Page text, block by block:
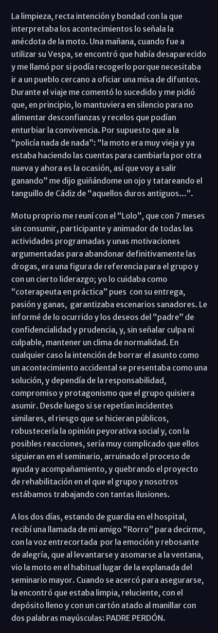
La limpieza, recta intención y bondad con la que
interpretaba los acontecimientos lo señala la
anécdota de la moto. Una mañana, cuando fue a
utilizar su Vespa, se encontró que había desaparecido
y me llamó por si podía recogerlo porque necesitaba
ir a un pueblo cercano a oficiar una misa de difuntos.
Durante el viaje me comentó lo sucedido y me pidió
que, en principio, lo mantuviera en silencio para no
alimentar desconfianzas y recelos que podían
enturbiar la convivencia. Por supuesto que a la
“policía nada de nada”: “la moto era muy vieja y ya
estaba haciendo las cuentas para cambiarla por otra
nueva y ahora es la ocasión, así que voy a salir
ganando” me dijo guiñándome un ojo y tatareando el
tanguillo de Cádiz de “aquellos duros antiguos…”.
Motu proprio me reuní con el “Lolo”, que con 7 meses
sin consumir, participante y animador de todas las
actividades programadas y unas motivaciones
argumentadas para abandonar definitivamente las
drogas, era una figura de referencia para el grupo y
con un cierto liderazgo; yo lo cuidaba como
“coterapeuta en práctica” pues con su entrega,
pasión y ganas, garantizaba escenarios sanadores. Le
informé de lo ocurrido y los deseos del “padre” de
confidencialidad y prudencia, y, sin señalar culpa ni
culpable, mantener un clima de normalidad. En
cualquier caso la intención de borrar el asunto como
un acontecimiento accidental se presentaba como una
solución, y dependía de la responsabilidad,
compromiso y protagonismo que el grupo quisiera
asumir. Desde luego si se repetían incidentes
similares, el riesgo que se hicieran públicos,
robustecería la opinión peyorativa social y, con la
posibles reacciones, sería muy complicado que ellos
siguieran en el seminario, arruinado el proceso de
ayuda y acompañamiento, y quebrando el proyecto
de rehabilitación en el que el grupo y nosotros
estábamos trabajando con tantas ilusiones.
A los dos días, estando de guardia en el hospital,
recibí una llamada de mi amigo “Rorro” para decirme,
con la voz entrecortada por la emoción y rebosante
de alegría, que al levantarse y asomarse a la ventana,
vio la moto en el habitual lugar de la explanada del
seminario mayor. Cuando se acercó para asegurarse,
la encontró que estaba limpia, reluciente, con el
depósito lleno y con un cartón atado al manillar con
dos palabras mayúsculas: PADRE PERDÓN.